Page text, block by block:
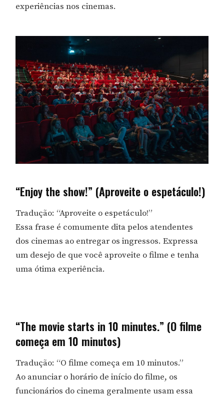
experiências nos cinemas.
“Enjoy the show!” (Aproveite o espetáculo!)
Tradução: “Aproveite o espetáculo!”
Essa frase é comumente dita pelos atendentes
dos cinemas ao entregar os ingressos. Expressa
um desejo de que você aproveite o filme e tenha
uma ótima experiência.
“The movie starts in 10 minutes.” (O filme
começa em 10 minutos)
Tradução: “O filme começa em 10 minutos.”
Ao anunciar o horário de início do filme, os
funcionários do cinema geralmente usam essa